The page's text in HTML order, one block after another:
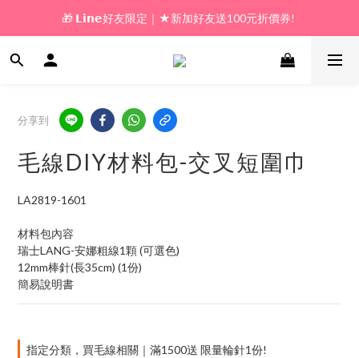
🎁 新好友購物金｜★加入新會員領券送100元!
🎁 𝗟𝗶𝗻𝗲好友限定｜★新加好友送100元折價券!
🎁 新好友購物金｜★加入新會員領券送100元!
分享到
毛線DIY材料包-交叉短圍巾
LA2819-1601
材料包內容
瑞士LANG-安娜粗線1顆 (可選色)
12mm棒針(長35cm) (1份)
簡易說明書
指定分類，買毛線相關｜滿1500送 限量輪針1份!